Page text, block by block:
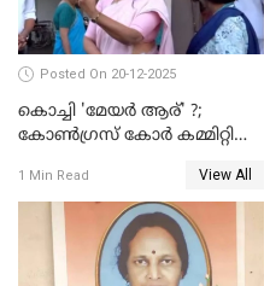
Posted On 20-12-2025
കൊച്ചി 'മേയർ ആര്' ?;
കോണ്‍ഗ്രസ് കോര്‍ കമ്മിറ്റി
1 Min Read View All